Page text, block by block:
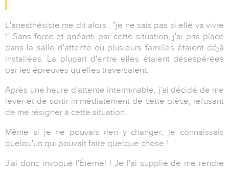
L'anesthésiste me dit alors : "je ne sais pas si elle va vivre
!" Sans force et anéanti par cette situation, j'ai pris place
dans la salle d'attente où plusieurs familles étaient déjà
installées. La plupart d'entre elles étaient désespérées
par les épreuves qu'elles traversaient.
Après une heure d'attente interminable, j'ai décidé de me
lever et de sortir immédiatement de cette pièce, refusant
de me résigner à cette situation.
Même si je ne pouvais rien y changer, je connaissais
quelqu'un qui pouvait faire quelque chose !
J'ai donc invoqué l'Éternel ! Je l'ai supplié de me rendre